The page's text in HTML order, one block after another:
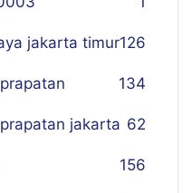
jakarta timur126
134
jakarta 62
156